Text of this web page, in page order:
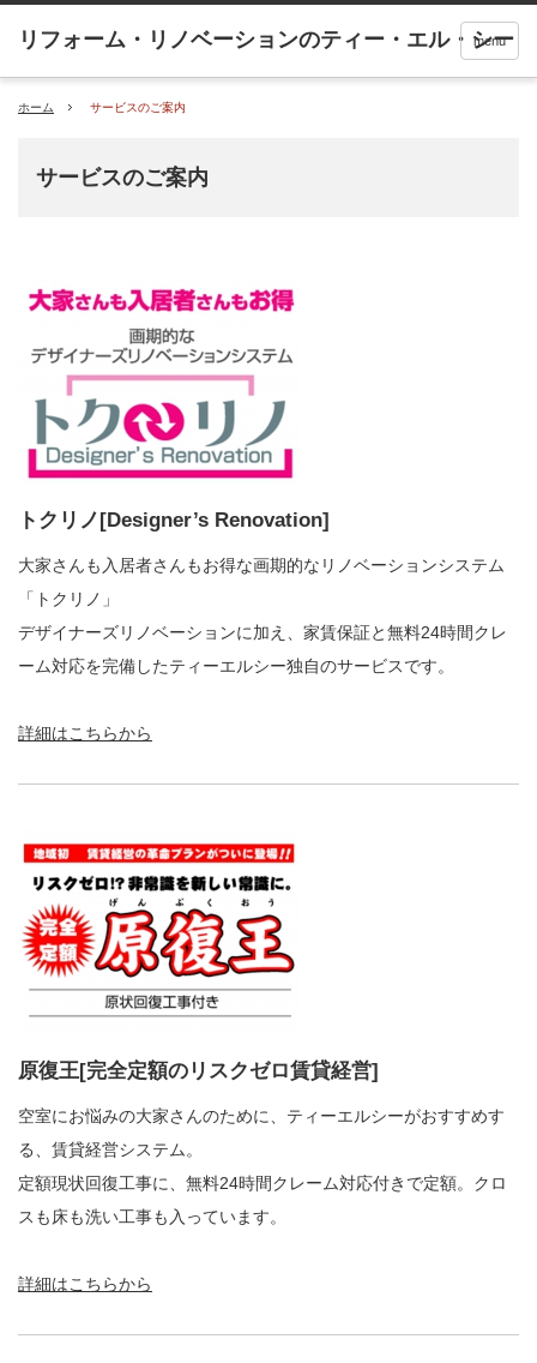
menu
ホーム サービスのご案内
サービスのご案内
トクリノ[Designer’s Renovation]
大家さんも入居者さんもお得な画期的なリノベーションシステム
「トクリノ」
デザイナーズリノベーションに加え、家賃保証と無料24時間クレ
ーム対応を完備したティーエルシー独自のサービスです。
詳細はこちらから
原復王[完全定額のリスクゼロ賃貸経営]
空室にお悩みの大家さんのために、ティーエルシーがおすすめす
る、賃貸経営システム。
定額現状回復工事に、無料24時間クレーム対応付きで定額。クロ
スも床も洗い工事も入っています。
詳細はこちらから